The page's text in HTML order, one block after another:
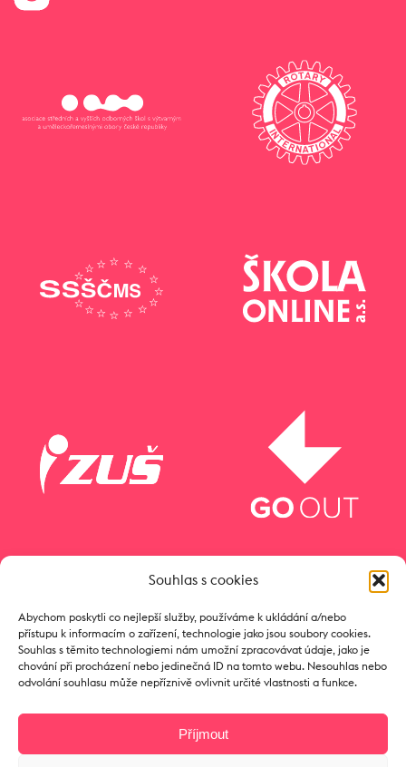
Souhlas s cookies
Abychom poskytli co nejlepší služby, používáme k ukládání a/nebo
přístupu k informacím o zařízení, technologie jako jsou soubory cookies.
Souhlas s těmito technologiemi nám umožní zpracovávat údaje, jako je
chování při procházení nebo jedinečná ID na tomto webu. Nesouhlas nebo
odvolání souhlasu může nepříznivě ovlivnit určité vlastnosti a funkce.
Příjmout